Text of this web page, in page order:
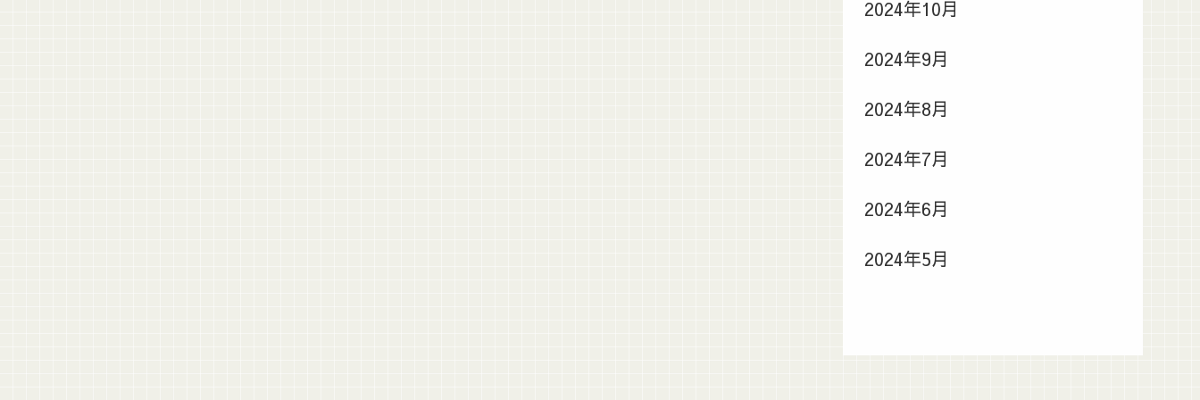
2024年10月
2024年9月
2024年8月
2024年7月
2024年6月
2024年5月